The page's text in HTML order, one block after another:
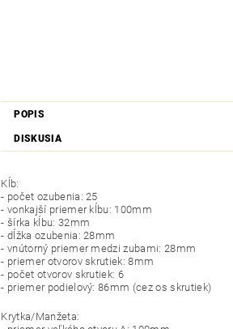
POPIS
DISKUSIA
Kĺb:
- počet ozubenia: 25
- vonkajší priemer kĺbu: 100mm
- šírka kĺbu: 32mm
- dĺžka ozubenia: 28mm
- vnútorný priemer medzi zubami: 28mm
- priemer otvorov skrutiek: 8mm
- počet otvorov skrutiek: 6
- priemer podielový: 86mm (cez os skrutiek)
Krytka/Manžeta: